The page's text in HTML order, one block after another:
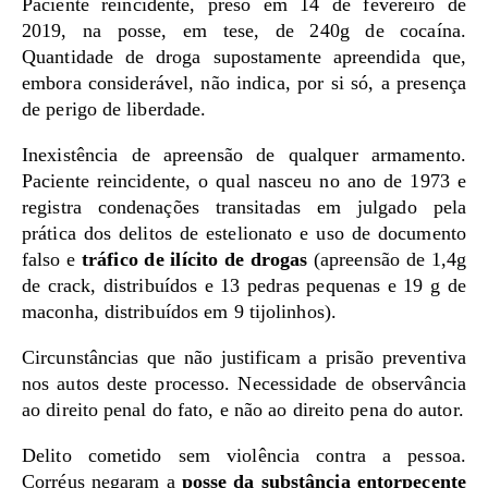
Paciente reincidente, preso em 14 de fevereiro de
2019, na posse, em tese, de 240g de cocaína.
Quantidade de droga supostamente apreendida que,
embora considerável, não indica, por si só, a presença
de perigo de liberdade.
Inexistência de apreensão de qualquer armamento.
Paciente reincidente, o qual nasceu no ano de 1973 e
registra condenações transitadas em julgado pela
prática dos delitos de estelionato e uso de documento
falso etráfico de ilícito de drogas (apreensão de 1,4g
de crack, distribuídos e 13 pedras pequenas e 19 g de
maconha, distribuídos em 9 tijolinhos).
Circunstâncias que não justificam a prisão preventiva
nos autos deste processo. Necessidade de observância
ao direito penal do fato, e não ao direito pena do autor.
Delito cometido sem violência contra a pessoa.
Corréus negaram a posse da substância entorpecente